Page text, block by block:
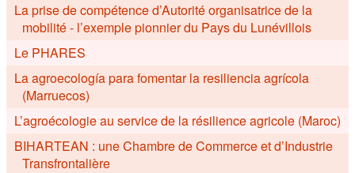
La prise de compétence d’Autorité organisatrice de la
mobilité - l’exemple pionnier du Pays du Lunévillois
Le PHARES
La agroecología para fomentar la resiliencia agrícola
(Marruecos)
L’agroécologie au service de la résilience agricole (Maroc)
BIHARTEAN : une Chambre de Commerce et d’Industrie
Transfrontalière